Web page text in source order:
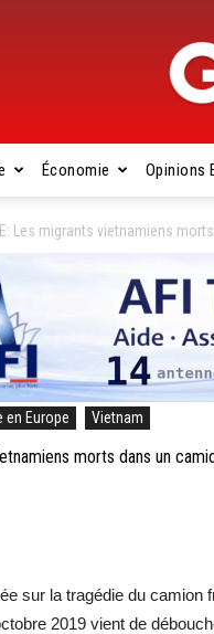
Économie Opinions
Les migrants vietnamiens
en Europe Vietnam
morts dans un
sur la tragédie du
2019 vient de